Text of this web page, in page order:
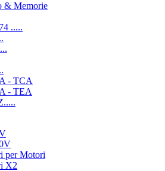
& Memorie
.....
- TCA
- TEA
per Motori
X2